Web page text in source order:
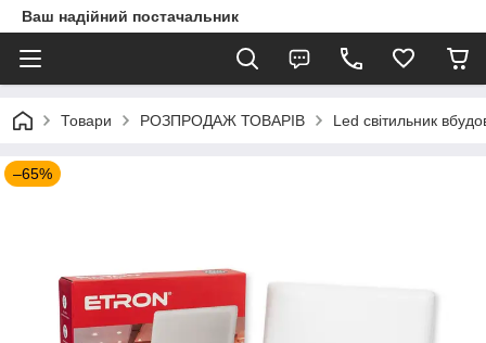
Ваш надійний постачальник
Товари РОЗПРОДАЖ ТОВАРІВ Led світильник
–65%